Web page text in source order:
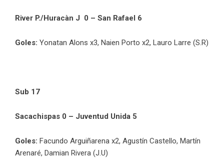
River P./Huracàn J 0 – San Rafael 6
Goles: Yonatan Alons x3, Naien Porto x2, Lauro Larre (S.R)
Sub 17
Sacachispas 0 – Juventud Unida 5
Goles: Facundo Arguiñarena x2, Agustín Castello, Martín
Arenaré, Damian Rivera (J.U)